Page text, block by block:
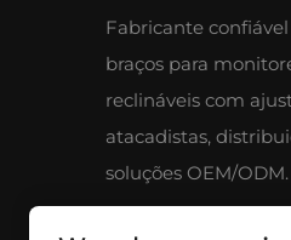
Fabricante
braços para
reclináveis com
atacadistas,
soluções OEM/ODM.